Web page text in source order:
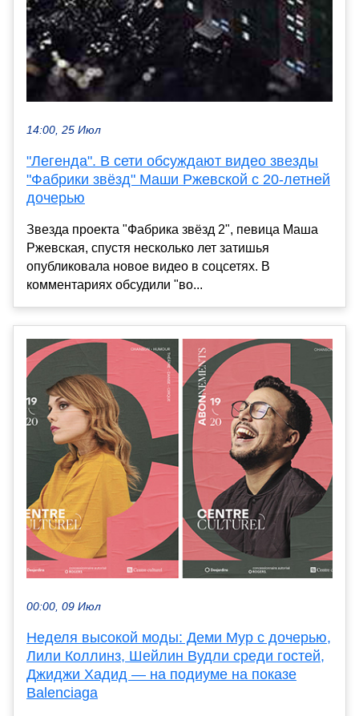
14:00, 25 Июл
"Легенда". В сети обсуждают видео звезды
"Фабрики звёзд" Маши Ржевской с 20-летней
дочерью
Звезда проекта "Фабрика звёзд 2", певица Маша
Ржевская, спустя несколько лет затишья
опубликовала новое видео в соцсетях. В
комментариях обсудили "во...
00:00, 09 Июл
Неделя высокой моды: Деми Мур с дочерью,
Лили Коллинз, Шейлин Вудли среди гостей,
Джиджи Хадид — на подиуме на показе
Balenciaga